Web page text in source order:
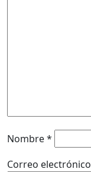
Nombre*
Correo electrónico